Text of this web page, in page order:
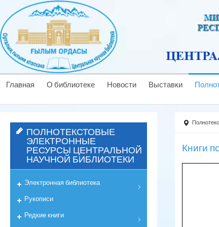
Главная О библиотеке Новости Выставки
Книги
ПОЛНОТЕКСТОВЫЕ
ЭЛЕКТРОННЫЕ
РЕСУРСЫ ЦЕНТРАЛЬНОЙ
НАУЧНОЙ БИБЛИОТЕКИ
Электронная библиотека
Рукописи
Редкие книги